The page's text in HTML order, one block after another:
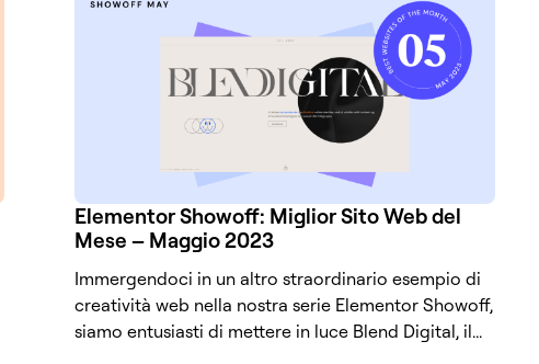
Elementor Showoff: Miglior Sito Web del
Mese – Maggio 2023
Immergendoci in un altro straordinario esempio di
creatività web nella nostra serie Elementor Showoff,
siamo entusiasti di mettere in luce Blend Digital, il...